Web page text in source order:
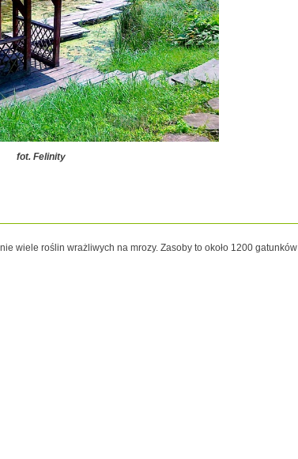
fot. Felinity
wiele roślin wrażliwych na mrozy. Zasoby to około 1200 gatunków